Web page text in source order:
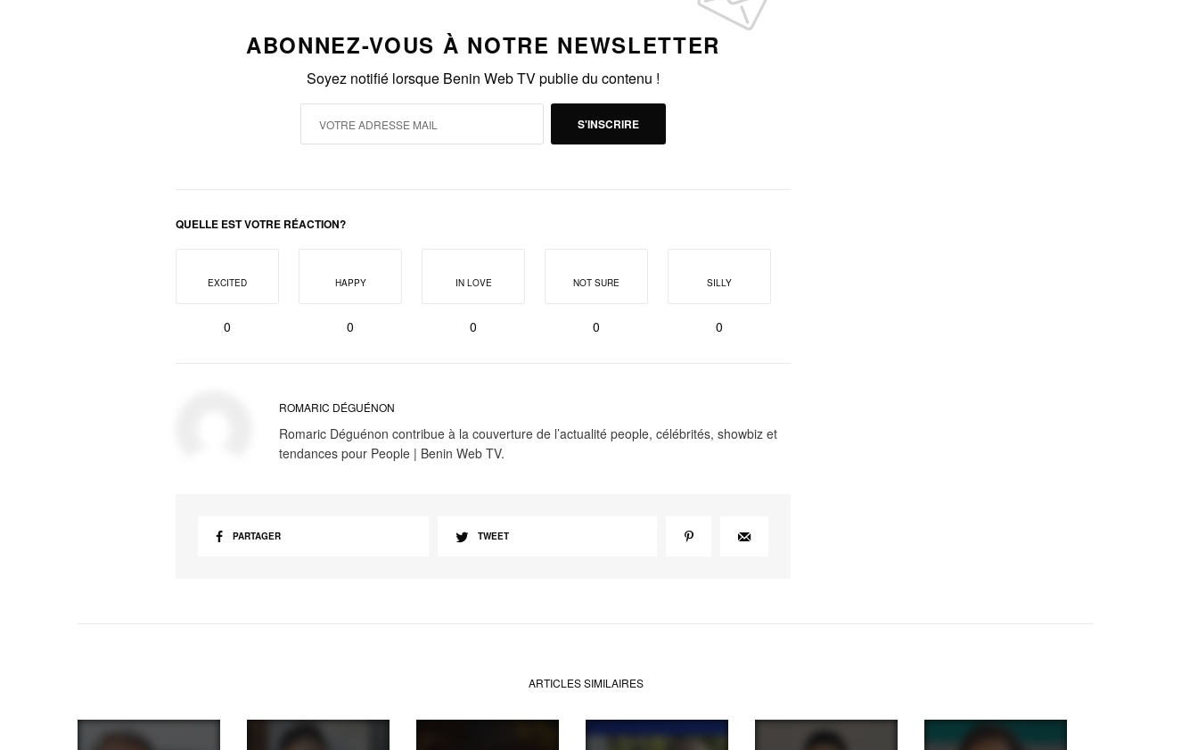
ABONNEZ-VOUS À NOTRE NEWSLETTER
Soyez notifié lorsque Benin Web TV publie du contenu !
S'INSCRIRE
QUELLE EST VOTRE RÉACTION?
EXCITED
0
HAPPY
0
IN LOVE
0
NOT SURE
0
SILLY
0
ROMARIC DÉGUÉNON
Romaric Déguénon contribue à la couverture de l’actualité people, célébrités, showbiz et
tendances pour People | Benin Web TV.
PARTAGER TWEET
ARTICLES SIMILAIRES